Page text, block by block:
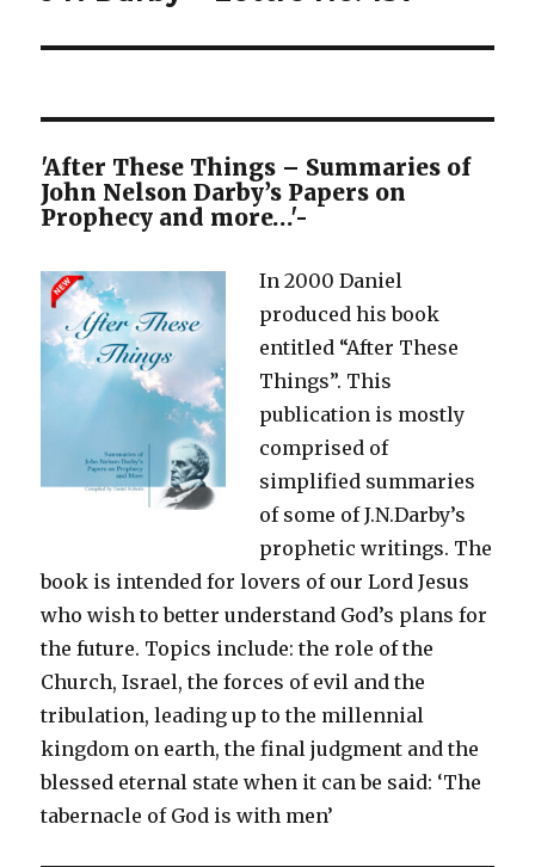
'After These Things – Summaries of
John Nelson Darby’s Papers on
Prophecy and more…'-
In 2000 Daniel
produced his book
entitled “After These
Things”. This
publication is mostly
comprised of
simplified summaries
of some of J.N.Darby’s
prophetic writings. The
book is intended for lovers of our Lord Jesus
who wish to better understand God’s plans for
the future. Topics include: the role of the
Church, Israel, the forces of evil and the
tribulation, leading up to the millennial
kingdom on earth, the final judgment and the
blessed eternal state when it can be said: ‘The
tabernacle of God is with men’